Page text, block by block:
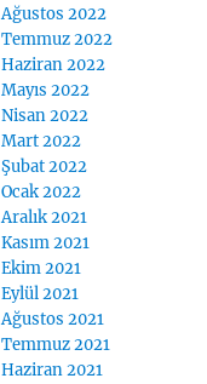
Ağustos 2022
Temmuz 2022
Haziran 2022
Mayıs 2022
Nisan 2022
Mart 2022
Şubat 2022
Ocak 2022
Aralık 2021
Kasım 2021
Ekim 2021
Eylül 2021
Ağustos 2021
Temmuz 2021
Haziran 2021